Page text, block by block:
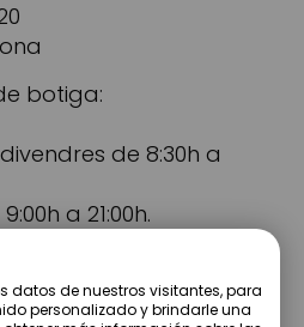
botiga:
de 8:30h a
a 21:00h.
datos de nuestros visitantes, para
personalizado y brindarle una